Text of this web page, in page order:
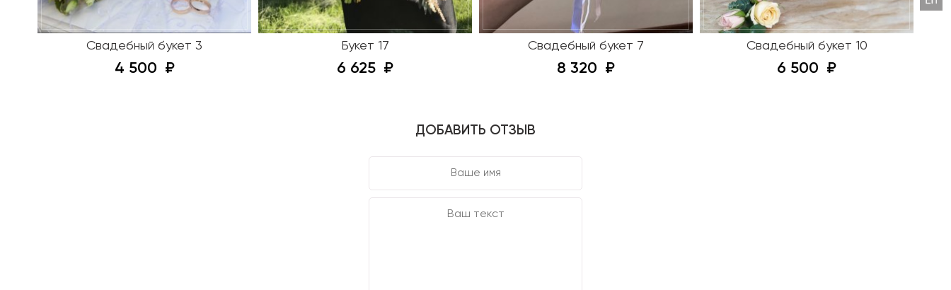
Свадебный букет 3
4 500
Букет 17
6 625
Свадебный букет 7
8 320
Свадебный букет 10
6 500
ДОБАВИТЬ ОТЗЫВ